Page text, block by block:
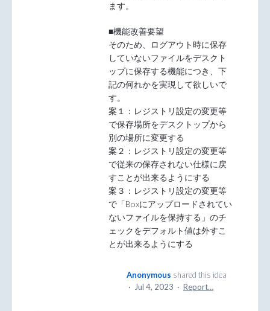
ます。
■機能改善要望
そのため、ログアウト時に保存
していないファイルをデスクト
ップに保存する機能につき、下
記の何れかを実現して欲しいで
す。
案１：レジストリ設定の変更等
で保存場所をデスクトップから
別の場所に変更する
案２：レジストリ設定の変更等
で従来の保存されない仕様に戻
すことが出来るようにする
案３：レジストリ設定の変更等
で「Boxにアップロードされてい
ないファイルを保持する」のチ
ェックをデフォルト値は外すこ
とが出来るようにする
Anonymous shared this idea
·
Jul 4, 2023 · Report…